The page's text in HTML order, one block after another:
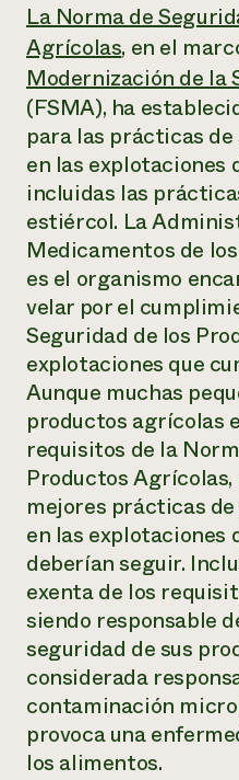
La Norma de
Agrícolas, en el
Modernización de la
(FSMA), ha
para las prácticas
en las explotaciones
incluidas las
estiércol. La
Medicamentos de
es el organismo
velar por el
Seguridad de los
explotaciones que
Aunque muchas
productos agrícolas
requisitos de la
Productos
mejores prácticas
en las explotaciones
deberían seguir.
exenta de los
siendo responsable
seguridad de sus
considerada
contaminación
provoca una
los alimentos.